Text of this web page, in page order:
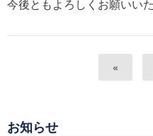
今後ともよろしくお願いいた
«
お知らせ